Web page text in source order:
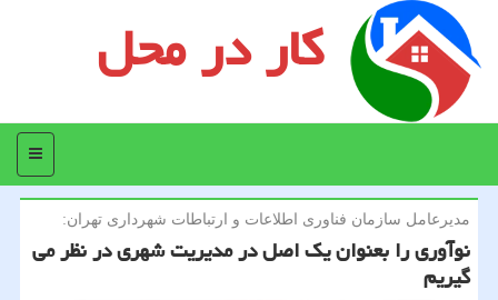
کار در محل
منو
مدیرعامل سازمان فناوری اطلاعات و ارتباطات شهرداری تهران:
نوآوری را بعنوان یك اصل در مدیریت شهری در نظر می
گیریم